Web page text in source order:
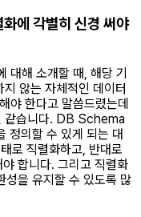
에 각별히 신경 써야
해 소개할 때, 해당 기
않는 자체적인 데이터
야 한다고 말씀드렸는데
같습니다. DB Schema
정의할 수 있게 되는 대
로 직렬화하고, 반대로
합니다. 그리고 직렬화
성을 유지할 수 있도록 많